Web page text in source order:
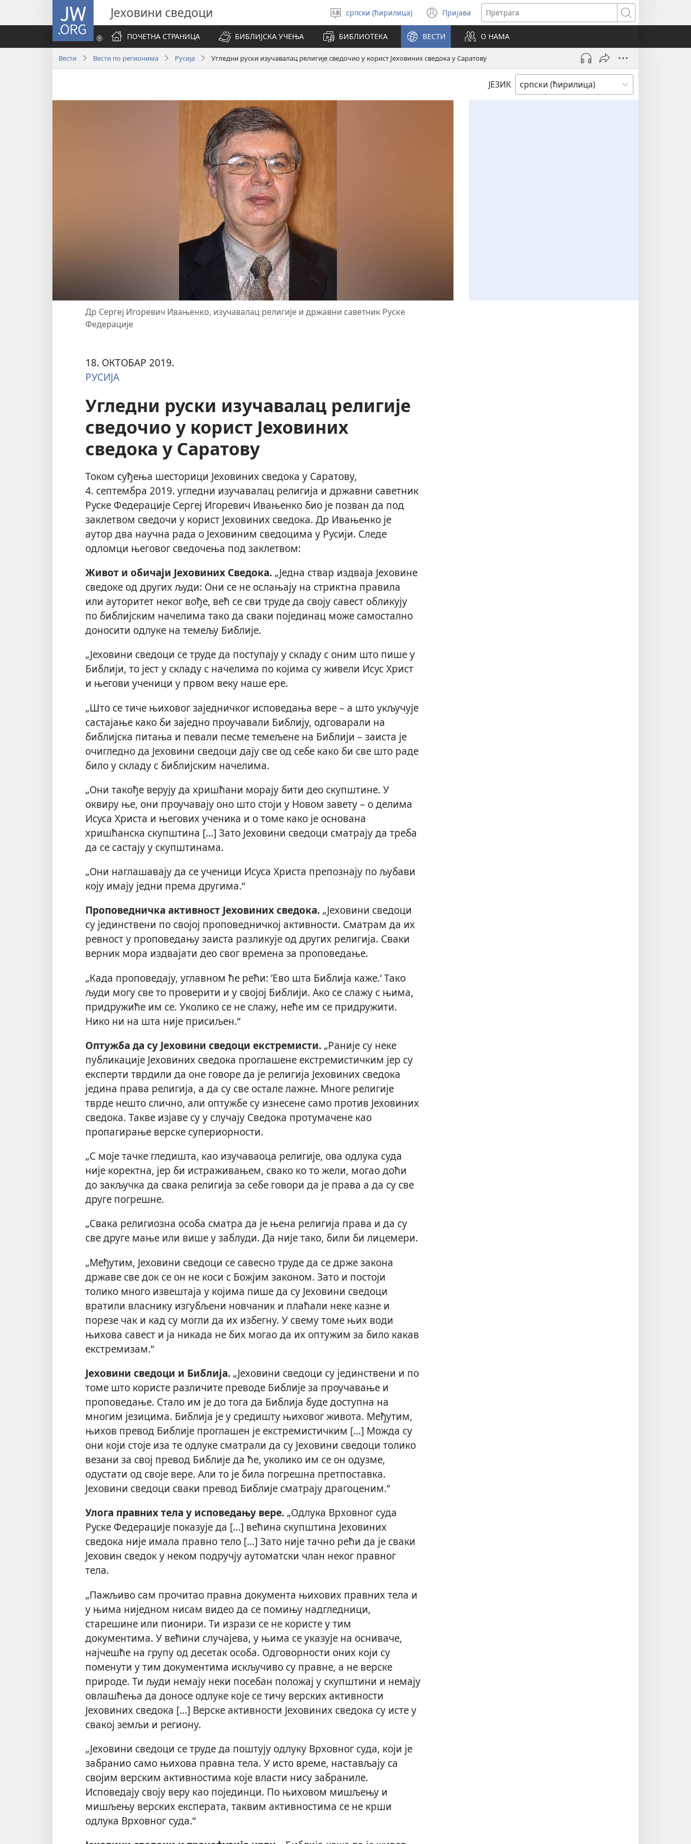
JW.ORG Јеховини сведоци
Изабери
језик
српски (ћирилица) Пријава
(отвара
нови
прозор)
Претрага
ПОЧЕТНА СТРАНИЦА
БИБЛИЈСКА УЧЕЊА БИБЛИОТЕКА ВЕСТИ О НАМА
Вести Вести по регионима Русија Угледни руски изучавалац религије сведочио у корист Јеховиних сведока у Саратову
ЈЕЗИК
Др Сергеј Игоревич Ивањенко, изучавалац религије и државни саветник Руске
Федерације
18. ОКТОБАР 2019.
РУСИЈА
Угледни руски изучавалац религије
сведочио у корист Јеховиних
сведока у Саратову
Током суђења шесторици Јеховиних сведока у Саратову,
4. септембра 2019. угледни изучавалац религија и државни саветник
Руске Федерације Сергеј Игоревич Ивањенко био је позван да под
заклетвом сведочи у корист Јеховиних сведока. Др Ивањенко је
аутор два научна рада о Јеховиним сведоцима у Русији. Следе
одломци његовог сведочења под заклетвом:
Живот и обичаји Јеховиних Сведока. „Једна ствар издваја Јеховине
сведоке од других људи: Они се не ослањају на стриктна правила
или ауторитет неког вође, већ се сви труде да своју савест обликују
по библијским начелима тако да сваки појединац може самостално
доносити одлуке на темељу Библије.
„Јеховини сведоци се труде да поступају у складу с оним што пише у
Библији, то јест у складу с начелима по којима су живели Исус Христ
и његови ученици у првом веку наше ере.
„Што се тиче њиховог заједничког исповедања вере – а што укључује
састајање како би заједно проучавали Библију, одговарали на
библијска питања и певали песме темељене на Библији – заиста је
очигледно да Јеховини сведоци дају све од себе како би све што раде
било у складу с библијским начелима.
„Они такође верују да хришћани морају бити део скупштине. У
оквиру ње, они проучавају оно што стоји у Новом завету – о делима
Исуса Христа и његових ученика и о томе како је основана
хришћанска скупштина [...] Зато Јеховини сведоци сматрају да треба
да се састају у скупштинама.
„Они наглашавају да се ученици Исуса Христа препознају по љубави
коју имају једни према другима.“
Проповедничка активност Јеховиних сведока. „Јеховини сведоци
су јединствени по својој проповедничкој активности. Сматрам да их
ревност у проповедању заиста разликује од других религија. Сваки
верник мора издвајати део свог времена за проповедање.
„Када проповедају, углавном ће рећи: ’Ево шта Библија каже.‘ Тако
људи могу све то проверити и у својој Библији. Ако се слажу с њима,
придружиће им се. Уколико се не слажу, неће им се придружити.
Нико ни на шта није присиљен.“
Оптужба да су Јеховини сведоци екстремисти. „Раније су неке
публикације Јеховиних сведока проглашене екстремистичким јер су
експерти тврдили да оне говоре да је религија Јеховиних сведока
једина права религија, а да су све остале лажне. Многе религије
тврде нешто слично, али оптужбе су изнесене само против Јеховиних
сведока. Такве изјаве су у случају Сведока протумачене као
пропагирање верске супериорности.
„С моје тачке гледишта, као изучаваоца религије, ова одлука суда
није коректна, јер би истраживањем, свако ко то жели, могао доћи
до закључка да свака религија за себе говори да је права а да су све
друге погрешне.
„Свака религиозна особа сматра да је њена религија права и да су
све друге мање или више у заблуди. Да није тако, били би лицемери.
„Међутим, Јеховини сведоци се савесно труде да се држе закона
државе све док се он не коси с Божјим законом. Зато и постоји
толико много извештаја у којима пише да су Јеховини сведоци
вратили власнику изгубљени новчаник и плаћали неке казне и
порезе чак и кад су могли да их избегну. У свему томе њих води
њихова савест и ја никада не бих могао да их оптужим за било какав
екстремизам.“
Јеховини сведоци и Библија. „Јеховини сведоци су јединствени и по
томе што користе различите преводе Библије за проучавање и
проповедање. Стало им је до тога да Библија буде доступна на
многим језицима. Библија је у средишту њиховог живота. Међутим,
њихов превод Библије проглашен је екстремистичким [...] Можда су
они који стоје иза те одлуке сматрали да су Јеховини сведоци толико
везани за свој превод Библије да ће, уколико им се он одузме,
одустати од своје вере. Али то је била погрешна претпоставка.
Јеховини сведоци сваки превод Библије сматрају драгоценим.“
Улога правних тела у исповедању вере. „Одлука Врховног суда
Руске Федерације показује да [...] већина скупштина Јеховиних
сведока није имала правно тело [...] Зато није тачно рећи да је сваки
Јеховин сведок у неком подручју аутоматски члан неког правног
тела.
„Пажљиво сам прочитао правна документа њихових правних тела и
у њима ниједном нисам видео да се помињу надгледници,
старешине или пионири. Ти изрази се не користе у тим
документима. У већини случајева, у њима се указује на осниваче,
најчешће на групу од десетак особа. Одговорности оних који су
поменути у тим документима искључиво су правне, а не верске
природе. Ти људи немају неки посебан положај у скупштини и немају
овлашћења да доносе одлуке које се тичу верских активности
Јеховиних сведока [...] Верске активности Јеховиних сведока су исте у
свакој земљи и региону.
„Јеховини сведоци се труде да поштују одлуку Врховног суда, који је
забранио само њихова правна тела. У исто време, настављају са
својим верским активностима које власти нису забраниле.
Исповедају своју веру као појединци. По њиховом мишљењу и
мишљењу верских експерата, таквим активностима се не крши
одлука Врховног суда.“